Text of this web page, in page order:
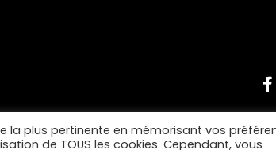
la plus pertinente en mémorisant vos
de TOUS les cookies. Cependant, vous